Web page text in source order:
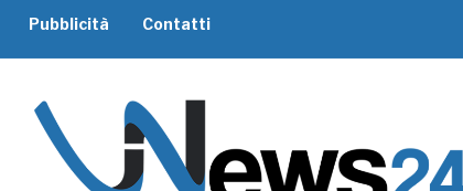
Pubblicità Contatti